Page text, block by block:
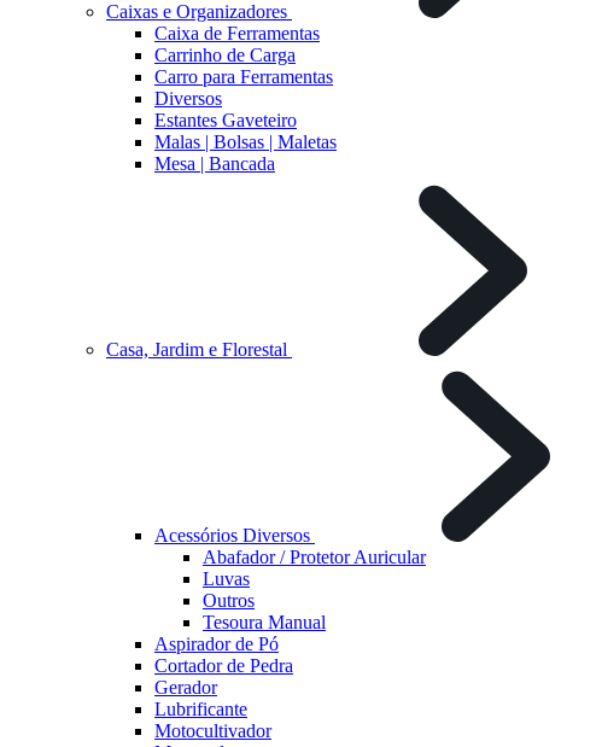
Caixas e Organizadores
Caixa de Ferramentas
Carrinho de Carga
Carro para Ferramentas
Diversos
Estantes Gaveteiro
Malas | Bolsas | Maletas
Mesa | Bancada
Casa, Jardim e Florestal
Acessórios Diversos
Abafador / Protetor Auricular
Luvas
Outros
Tesoura Manual
Aspirador de Pó
Cortador de Pedra
Gerador
Lubrificante
Motocultivador